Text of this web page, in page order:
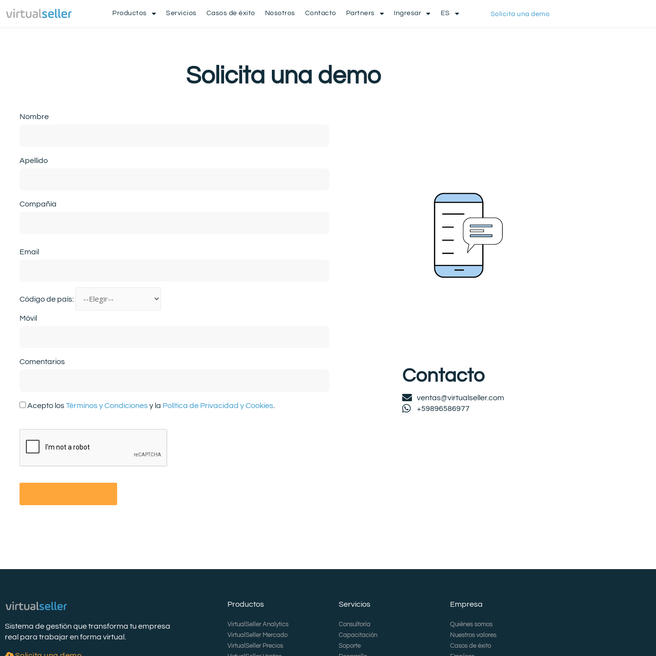
Productos Servicios Casos de éxito Nosotros Contacto Partners Ingresar ES Solicita una demo
Solicita una demo
Nombre
Apellido
Compañía
Email
Código de país:
Móvil
Comentarios
Acepto losTérminos y Condicionesy la Política de Privacidad y Cookies
Contacto
ventas@virtualseller.com
+59896586977
Sistema de gestión que transforma tu empresa
real para trabajar en forma virtual.
Productos
VirtualSeller Analytics
VirtualSeller Mercado
VirtualSeller Precios
Servicios
Consultoría
Capacitación
Soporte
Empresa
Quiénes somos
Nuestros valores
Casos de éxito